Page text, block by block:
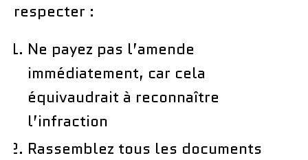
respecter :
Ne payez pas l’amende
immédiatement, car cela
équivaudrait à reconnaître
l’infraction
Rassemblez tous les documents